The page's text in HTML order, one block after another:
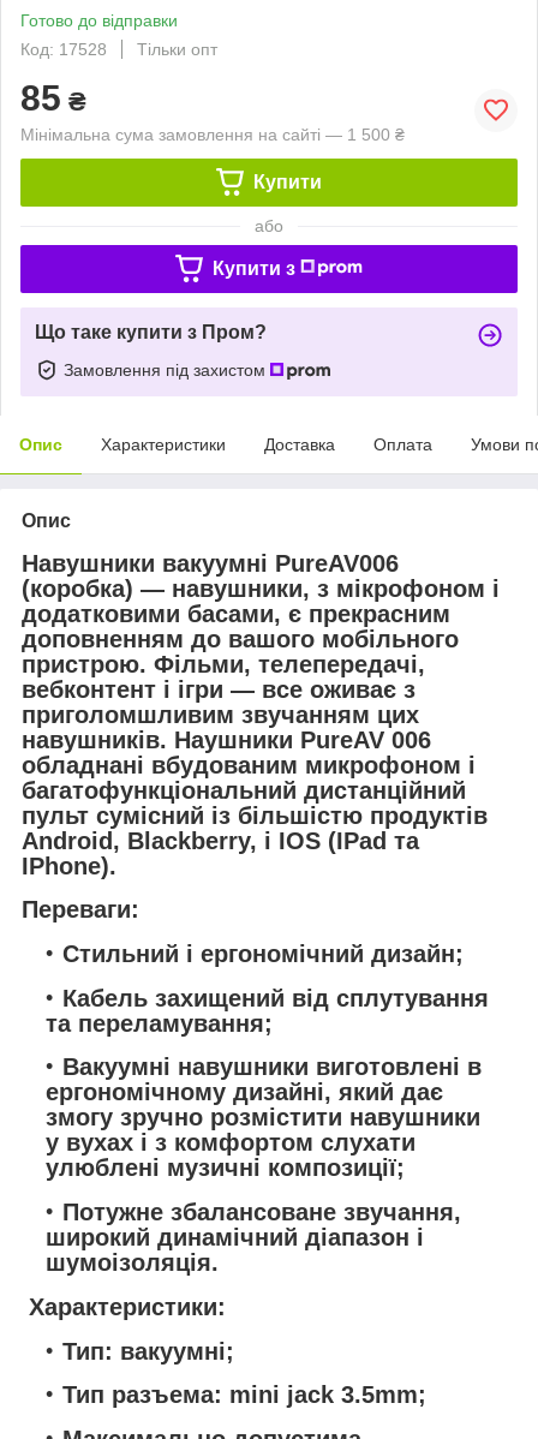
Готово до відправки
Код: 17528
Тільки опт
85 ₴
Мінімальна сума замовлення на сайті — 1 500 ₴
Купити
або
Купити з
Що таке купити з Пром?
Замовлення під захистом
Опис Характеристики Доставка Оплата Умови
Опис
Навушники вакуумні PureAV006
(коробка) — навушники, з мікрофоном і
додатковими басами, є прекрасним
доповненням до вашого мобільного
пристрою. Фільми, телепередачі,
вебконтент і ігри — все оживає з
приголомшливим звучанням цих
навушників. Наушники PureAV 006
обладнані вбудованим микрофоном і
багатофункціональний дистанційний
пульт сумісний із більшістю продуктів
Android, Blackberry, і IOS (IPad та
IPhone).
Переваги:
Стильний і ергономічний дизайн;
Кабель захищений від сплутування
та переламування;
Вакуумні навушники виготовлені в
ергономічному дизайні, який дає
змогу зручно розмістити навушники
у вухах і з комфортом слухати
улюблені музичні композиції;
Потужне збалансоване звучання,
широкий динамічний діапазон і
шумоізоляція.
Характеристики:
Тип: вакуумні;
Тип разъема: mini jack 3.5mm;